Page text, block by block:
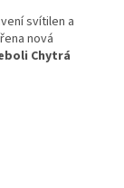
svítilen a
nová
Chytrá